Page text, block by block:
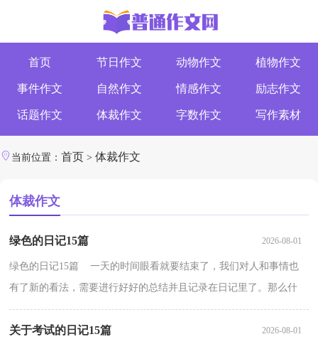
首页 节日作文 动物作文 植物作文
事件作文 自然作文 情感作文 励志作文
话题作文 体裁作文 字数作文 写作素材
当前位置： 首页 > 体裁作文
体裁作文
绿色的日记15篇 2026-08-01
绿色的日记15篇 一天的时间眼看就要结束了，我们对人和事情也
有了新的看法，需要进行好好的总结并且记录在日记里了。那么什
么样的日记才合适呢？下面是小编为大家收集的绿色的...
关于考试的日记15篇 2026-08-01